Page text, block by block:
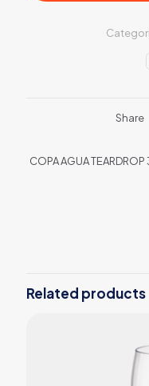
Share
COPA AGUA TEARDROP
Related products